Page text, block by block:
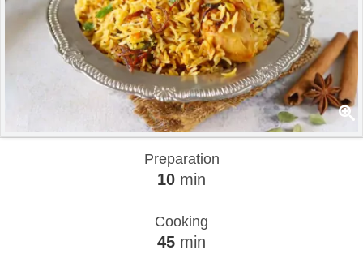
Preparation
10 min
Cooking
45 min